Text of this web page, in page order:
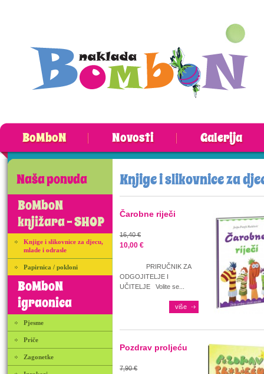
BoMboN Novosti Galerija
Naša ponuda
BoMboN
knjižara - SHOP
Knjige i slikovnice za djecu,
mlade i odrasle
Papirnica / pokloni
BoMboN
igraonica
Pjesme
Priče
Zagonetke
Knjige i slikovnice za
Čarobne riječi
16,40 €
10,00 €
PRIRUČNIK ZA
ODGOJITELJE I
UČITELJE Volite se...
više
Pozdrav proljeću
7,90 €